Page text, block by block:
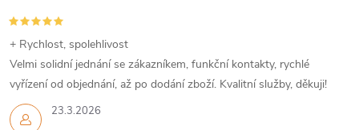
23.3.2026
+ Rychlost, spolehlivost
Velmi solidní jednání se zákazníkem, funkční kontakty, rychlé
vyřízení od objednání, až po dodání zboží. Kvalitní služby, děkuji!